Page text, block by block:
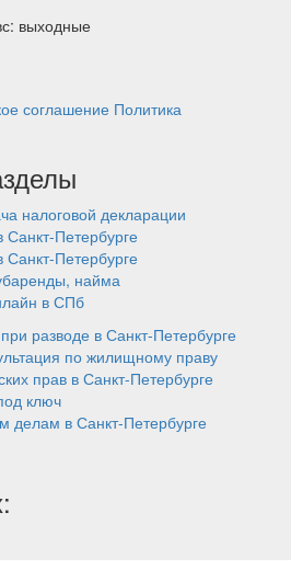
выходные
соглашение Политика
налоговой декларации
Петербурге
Петербурге
найма
в СПб
разводе в Санкт-Петербурге
по жилищному праву
прав в Санкт-Петербурге
ключ
делам в Санкт-Петербурге